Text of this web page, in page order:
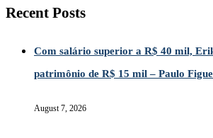
Recent Posts
Com salário superior a R$ 40 mil,
patrimônio de R$ 15 mil – Paulo
August 7, 2026